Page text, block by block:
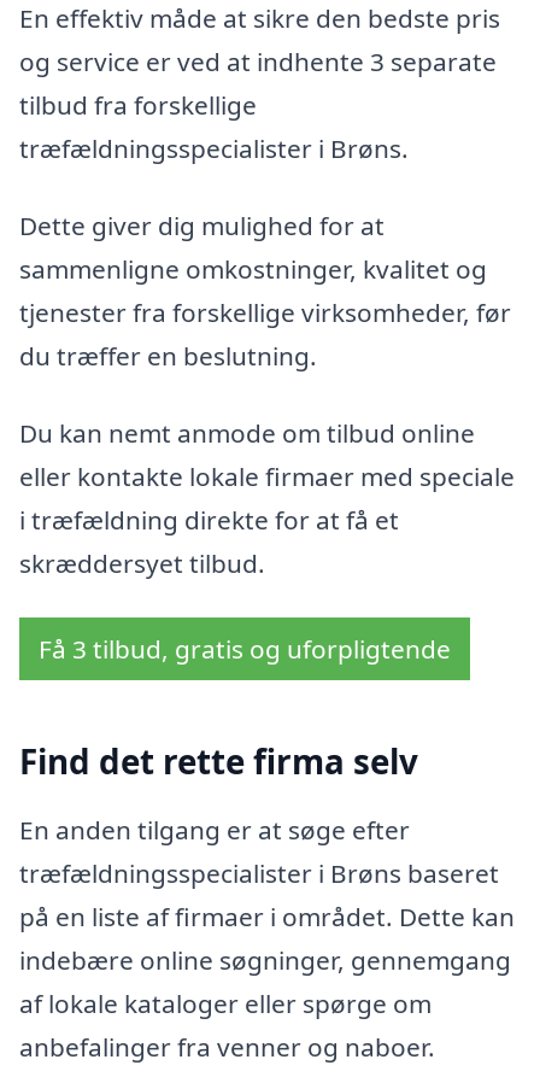
En effektiv måde at sikre den bedste pris
og service er ved at indhente 3 separate
tilbud fra forskellige
træfældningsspecialister i Brøns.
Dette giver dig mulighed for at
sammenligne omkostninger, kvalitet og
tjenester fra forskellige virksomheder, før
du træffer en beslutning.
Du kan nemt anmode om tilbud online
eller kontakte lokale firmaer med speciale
i træfældning direkte for at få et
skræddersyet tilbud.
Få 3 tilbud, gratis og uforpligtende
Find det rette firma selv
En anden tilgang er at søge efter
træfældningsspecialister i Brøns baseret
på en liste af firmaer i området. Dette kan
indebære online søgninger, gennemgang
af lokale kataloger eller spørge om
anbefalinger fra venner og naboer.